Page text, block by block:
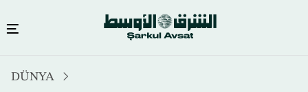
içeriğe
DÜNYA